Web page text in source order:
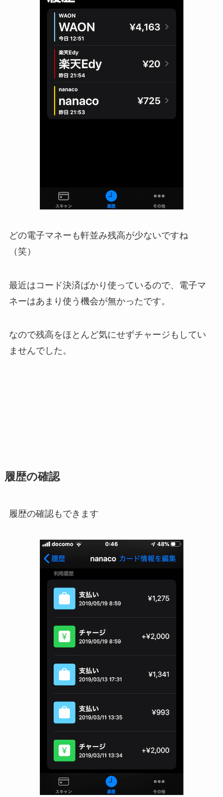
どの電子マネーも軒並み残高が少ないですね
（笑）
最近はコード決済ばかり使っているので、電子マ
ネーはあまり使う機会が無かったです。
なので残高をほとんど気にせずチャージもしてい
ませんでした。
履歴の確認
履歴の確認もできます